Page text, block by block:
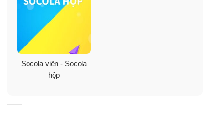
Socola viên - Socola
hộp